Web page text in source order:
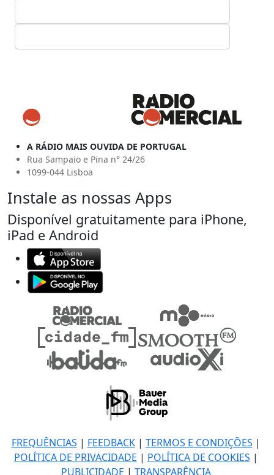
A RÁDIO MAIS OUVIDA DE PORTUGAL
Rua Sampaio e Pina n° 24/26
1099-044 Lisboa
Instale as nossas Apps
Disponível gratuitamente para iPhone,
iPad e Android
FREQUÊNCIAS | FEEDBACK| TERMOS E CONDIÇÕES |
POLÍTICA DE PRIVACIDADE | POLÍTICA DE COOKIES |
PUBLICIDADE | TRANSPARÊNCIA